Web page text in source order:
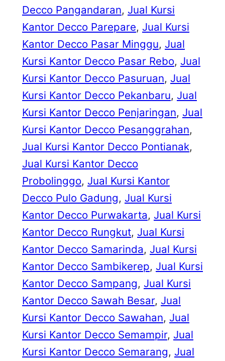
Decco Pangandaran, Jual Kursi
Kantor Decco Parepare, Jual Kursi
Kantor Decco Pasar Minggu, Jual
Kursi Kantor Decco Pasar Rebo, Jual
Kursi Kantor Decco Pasuruan, Jual
Kursi Kantor Decco Pekanbaru, Jual
Kursi Kantor Decco Penjaringan, Jual
Kursi Kantor Decco Pesanggrahan
Jual Kursi Kantor Decco Pontianak
Jual Kursi Kantor Decco
Probolinggo, Jual Kursi Kantor
Decco Pulo Gadung, Jual Kursi
Kantor Decco Purwakarta, Jual Kursi
Kantor Decco Rungkut, Jual Kursi
Kantor Decco Samarinda, Jual Kursi
Kantor Decco Sambikerep, Jual Kursi
Kantor Decco Sampang, Jual Kursi
Kantor Decco Sawah Besar, Jual
Kursi Kantor Decco Sawahan, Jual
Kursi Kantor Decco Semampir, Jual
Kursi Kantor Decco Semarang, Jual